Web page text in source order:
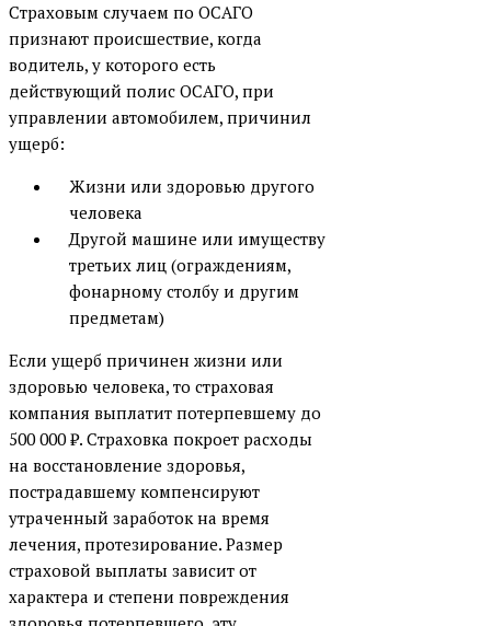
Страховым случаем по ОСАГО
признают происшествие, когда
водитель, у которого есть
действующий полис ОСАГО, при
управлении автомобилем, причинил
ущерб:
Жизни или здоровью другого
человека
Другой машине или имуществу
третьих лиц (ограждениям,
фонарному столбу и другим
предметам)
Если ущерб причинен жизни или
здоровью человека, то страховая
компания выплатит потерпевшему до
500 000 ₽. Страховка покроет расходы
на восстановление здоровья,
пострадавшему компенсируют
утраченный заработок на время
лечения, протезирование. Размер
страховой выплаты зависит от
характера и степени повреждения